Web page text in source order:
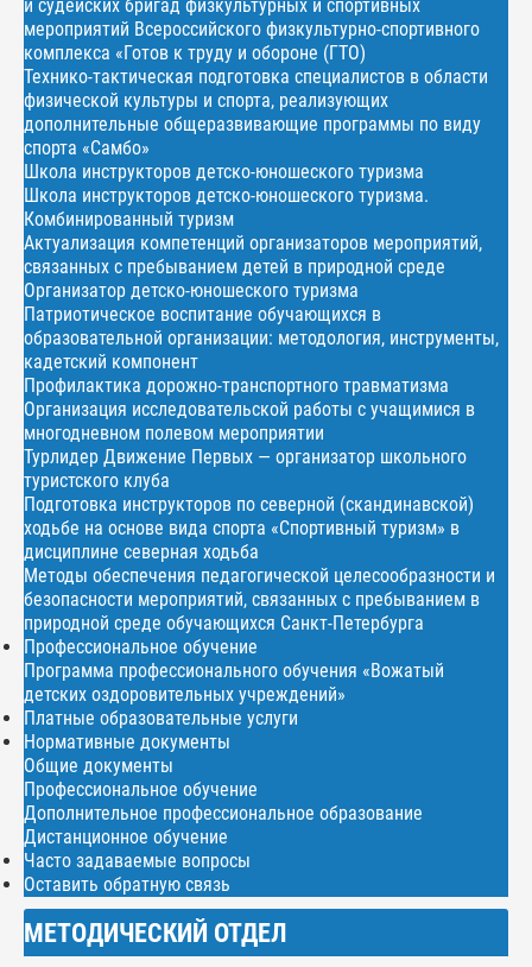
и судейских бригад физкультурных и спортивных
мероприятий Всероссийского физкультурно-спортивного
комплекса «Готов к труду и обороне (ГТО)
Технико-тактическая подготовка специалистов в области
физической культуры и спорта, реализующих
дополнительные общеразвивающие программы по виду
спорта «Самбо»
Школа инструкторов детско-юношеского туризма
Школа инструкторов детско-юношеского туризма.
Комбинированный туризм
Актуализация компетенций организаторов мероприятий,
связанных с пребыванием детей в природной среде
Организатор детско-юношеского туризма
Патриотическое воспитание обучающихся в
образовательной организации: методология, инструменты,
кадетский компонент
Профилактика дорожно-транспортного травматизма
Организация исследовательской работы с учащимися в
многодневном полевом мероприятии
Турлидер Движение Первых — организатор школьного
туристского клуба
Подготовка инструкторов по северной (скандинавской)
ходьбе на основе вида спорта «Спортивный туризм» в
дисциплине северная ходьба
Методы обеспечения педагогической целесообразности и
безопасности мероприятий, связанных с пребыванием в
природной среде обучающихся Санкт-Петербурга
Профессиональное обучение
Программа профессионального обучения «Вожатый
детских оздоровительных учреждений»
Платные образовательные услуги
Нормативные документы
Общие документы
Профессиональное обучение
Дополнительное профессиональное образование
Дистанционное обучение
Часто задаваемые вопросы
Оставить обратную связь
МЕТОДИЧЕСКИЙ ОТДЕЛ